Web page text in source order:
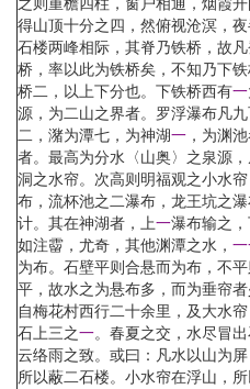
得山顶十分之四，然俯视沧溟，
石楼两峰相际，其脊乃铁桥，故
桥，率以此为铁桥矣，不知乃下
桥二，以上下分也。下铁桥西有一
源，为二山之界者。罗浮瀑布凡
二，潴为潭七，为神湖一 ，为渊
者。最高为分水〈山奥〉之泉源
洞之水帘。次高则明福观之小水
布，流杯池之二瀑布，龙王坑之
计。其在神湖者，上一瀑布输之
如注霤，尤奇，其他渊潭之水， 一
为布。石壁平则合悬而为布，不
平，故水之为悬布多，而为垂帘
自梅花村西行二十余里，及大水
石上三之一。春夏之交，水尽冒
云络雨之致。或曰：凡水以山为
所以蔽二石楼。小水帘在浮山，